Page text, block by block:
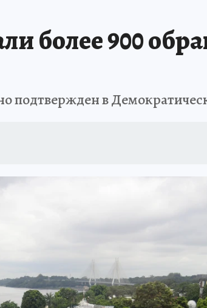
более 900
подтвержден в